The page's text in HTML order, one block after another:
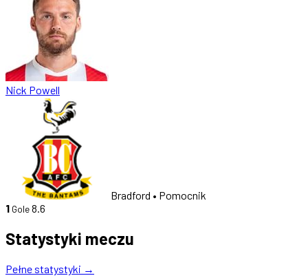
Nick Powell
Bradford • Pomocnik
1 Gole8.6
Statystyki meczu
Pełne statystyki →